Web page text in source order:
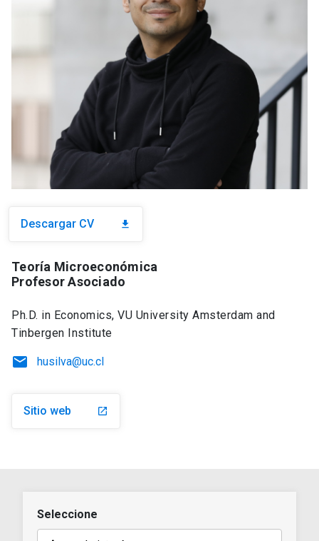
Teoría Microeconómica
Profesor Asociado
Ph.D. in Economics, VU University Amsterdam and
Tinbergen Institute
email husilva@uc.cl
Sitio web launch
Descargar CV download
Seleccione